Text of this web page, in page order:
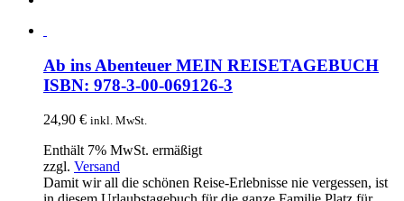
Ab ins Abenteuer MEIN REISETAGEBUCH
ISBN: 978-3-00-069126-3
24,90 € inkl. MwSt.
Enthält 7% MwSt. ermäßigt
zzgl. Versand
Damit wir all die schönen Reise-Erlebnisse nie vergessen, ist